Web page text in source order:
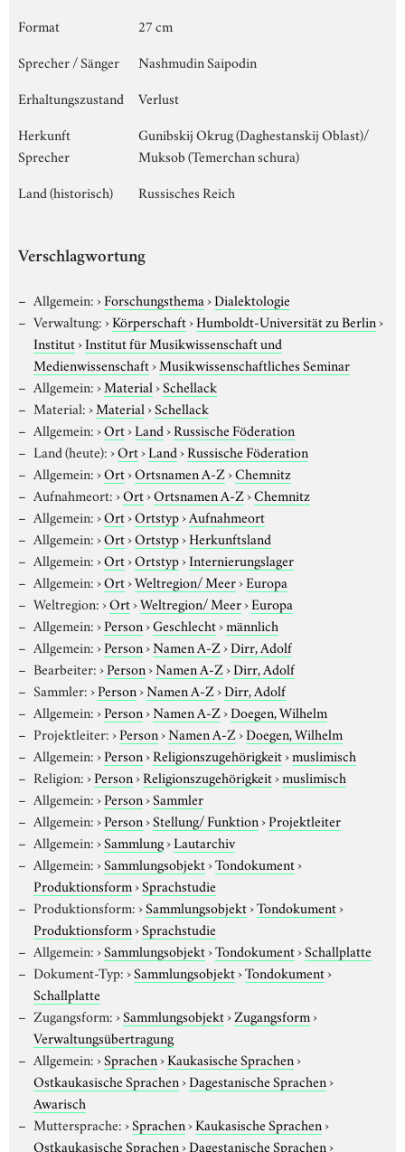
Format
27 cm
Sprecher / Sänger
Nashmudin Saipodin
Erhaltungszustand
Verlust
Herkunft
Sprecher
Gunibskij Okrug (Daghestanskij Oblast)/
Muksob (Temerchan schura)
Land (historisch)
Russisches Reich
Verschlagwortung
Allgemein:›Forschungsthema›Dialektologie
Verwaltung:›Körperschaft›Humboldt-Universität zu Berlin›
Institut›Institut für Musikwissenschaft und
Medienwissenschaft›Musikwissenschaftliches Seminar
Allgemein:›Material›Schellack
Material:›Material›Schellack
Allgemein:›Ort›Land›Russische Föderation
Land (heute):›Ort›Land›Russische Föderation
Allgemein:›Ort›Ortsnamen A-Z›Chemnitz
Aufnahmeort:›Ort›Ortsnamen A-Z›Chemnitz
Allgemein:›Ort›Ortstyp›Aufnahmeort
Allgemein:›Ort›Ortstyp›Herkunftsland
Allgemein:›Ort›Ortstyp›Internierungslager
Allgemein:›Ort›Weltregion/ Meer›Europa
Weltregion:›Ort›Weltregion/ Meer›Europa
Allgemein:›Person›Geschlecht›männlich
Allgemein:›Person›Namen A-Z›Dirr, Adolf
Bearbeiter:›Person›Namen A-Z›Dirr, Adolf
Sammler:›Person›Namen A-Z›Dirr, Adolf
Allgemein:›Person›Namen A-Z›Doegen, Wilhelm
Projektleiter:›Person›Namen A-Z›Doegen, Wilhelm
Allgemein:›Person›Religionszugehörigkeit›muslimisch
Religion:›Person›Religionszugehörigkeit›muslimisch
Allgemein:›Person›Sammler
Allgemein:›Person›Stellung/ Funktion›Projektleiter
Allgemein:›Sammlung›Lautarchiv
Allgemein:›Sammlungsobjekt›Tondokument›
Produktionsform›Sprachstudie
Produktionsform:›Sammlungsobjekt›Tondokument›
Produktionsform›Sprachstudie
Allgemein:›Sammlungsobjekt›Tondokument›Schallplatte
Dokument-Typ:›Sammlungsobjekt›Tondokument›
Schallplatte
Zugangsform:›Sammlungsobjekt›Zugangsform›
Verwaltungsübertragung
Allgemein:›Sprachen›Kaukasische Sprachen›
Ostkaukasische Sprachen›Dagestanische Sprachen›
Awarisch
Muttersprache:›Sprachen›Kaukasische Sprachen›
Ostkaukasische Sprachen›Dagestanische Sprachen›